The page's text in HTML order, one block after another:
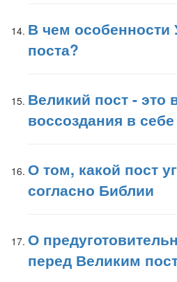
В чем особенности
поста?
Великий пост - это
воссоздания в
О том, какой пост
согласно Библии
О
перед Великим